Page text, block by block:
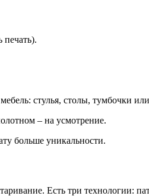
печать).
стулья, столы, тумбочки
– на усмотрение.
больше уникальности.
Есть три технологии: